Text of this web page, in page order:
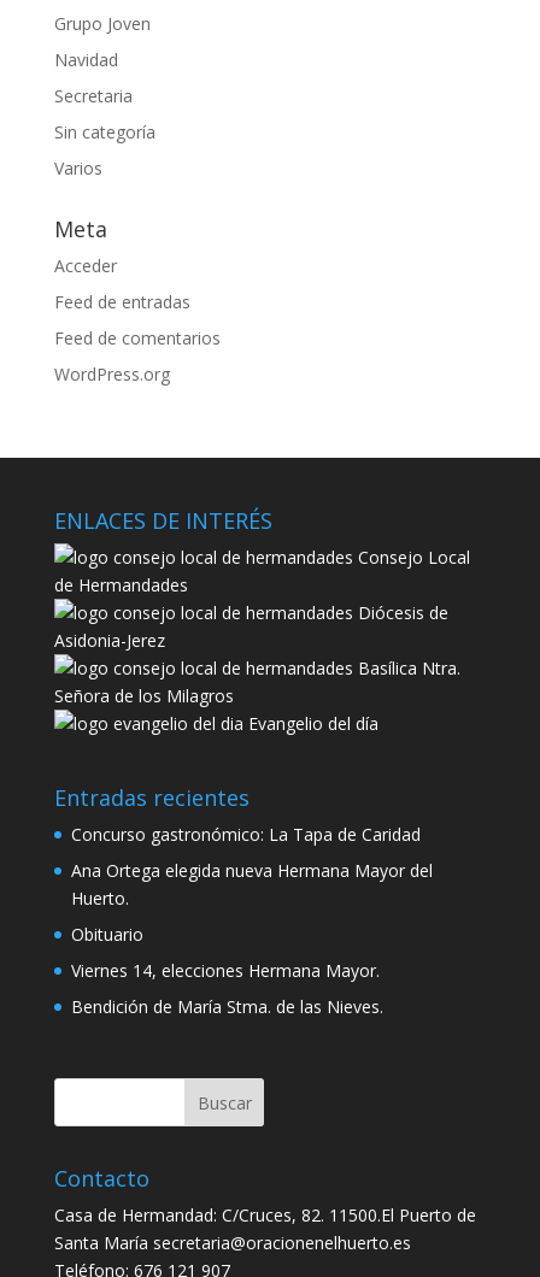
Grupo Joven
Navidad
Secretaria
Sin categoría
Varios
Meta
Acceder
Feed de entradas
Feed de comentarios
WordPress.org
ENLACES DE INTERÉS
Consejo Local
de Hermandades
Diócesis de
Asidonia-Jerez
Basílica Ntra.
Señora de los Milagros
Evangelio del día
Entradas recientes
Concurso gastronómico: La Tapa de Caridad
Ana Ortega elegida nueva Hermana Mayor del
Huerto.
Obituario
Viernes 14, elecciones Hermana Mayor.
Bendición de María Stma. de las Nieves.
Contacto
Casa de Hermandad: C/Cruces, 82. 11500.El Puerto de
Santa María secretaria@oracionenelhuerto.es
Teléfono: 676 121 907